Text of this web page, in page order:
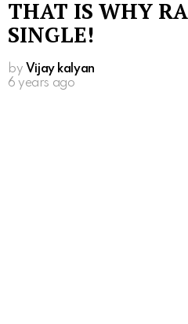
THAT IS WHY
SINGLE!
by Vijay kalyan
6 years ago